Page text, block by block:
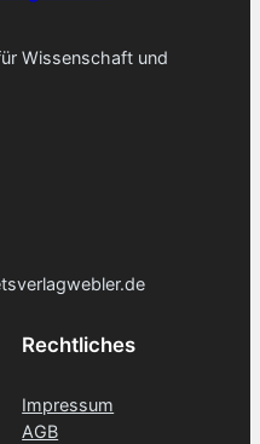
Wissenschaft und
Rechtliches
Impressum
AGB